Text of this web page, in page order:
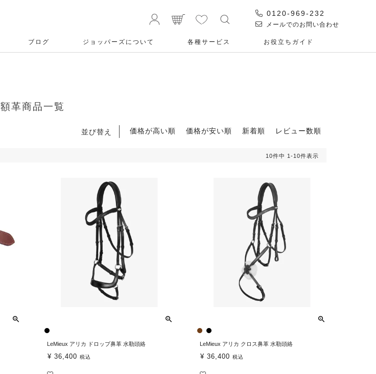
0120-969-232
メールでのお問い合わせ
ブログ ジョッパーズについて 各種サービス お役⽴ちガイド
額革商品一覧
並び替え 価格が高い順 価格が安い順 新着順 レビュー数順
10件中 1 -10件表示
LeMieux アリカ ドロップ鼻革 水勒頭絡
¥ 36,400 税込
LeMieux アリカ クロス鼻革 水勒頭絡
¥ 36,400 税込